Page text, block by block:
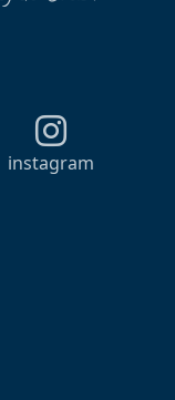
instagram